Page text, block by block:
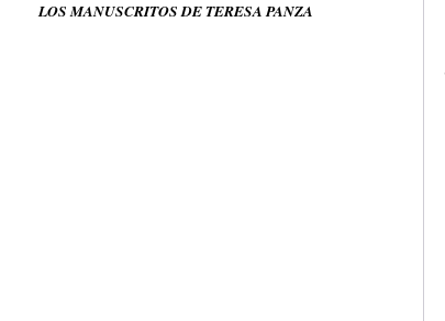
LOS MANUSCRITOS DE TERESA PANZA